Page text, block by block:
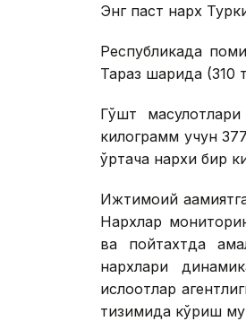
Энг паст нарх
Республикада
Тараз шаҳрида
Гўшт
килограмм учун
ўртача нархи бир
Ижтимоий
Нархлар
ва пойтахтда
нархлари
ислоҳотлар
тизимида кўриш